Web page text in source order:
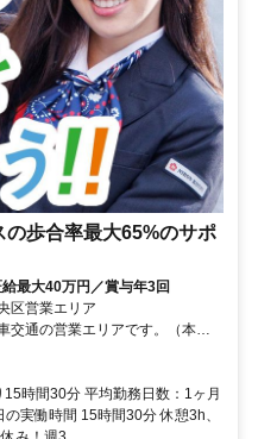
歩合率最大65%のサポ
最大40万円／賞与年3回
区営業エリア
交通の営業エリアです。（本社
時間30分 平均勤務日数：1ヶ月
実働時間 15時間30分 休憩3h、